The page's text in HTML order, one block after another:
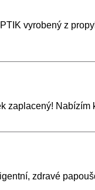
vyrobený z
zaplacený! Nabízím
zdravé